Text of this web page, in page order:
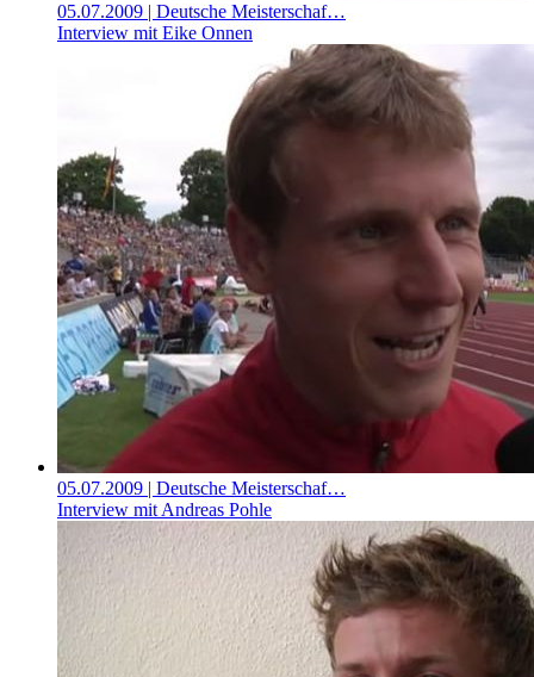
05.07.2009 | Deutsche Meisterschaf…
Interview mit Eike Onnen
05.07.2009 | Deutsche Meisterschaf…
Interview mit Andreas Pohle